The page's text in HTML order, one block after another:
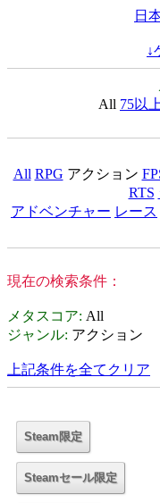
日
↓
All 75以上
All RPG アクション
RTS
アドベンチャー レース
現在の検索条件：
メタスコア: All
ジャンル: アクション
上記条件を全てクリア